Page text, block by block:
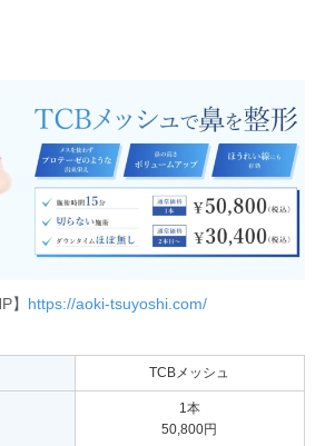
】 https://aoki-tsuyoshi.com/
TCBメッシュ
1本
50,800円